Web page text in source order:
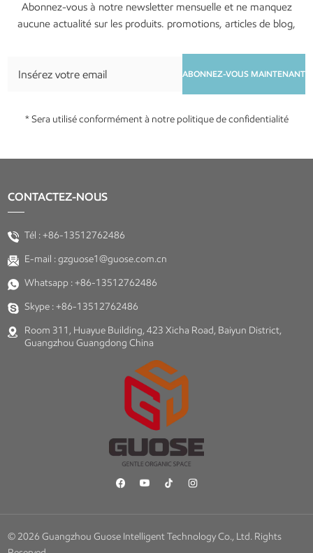
Abonnez-vous à notre newsletter mensuelle et ne manquez
aucune actualité sur les produits. promotions, articles de blog,
ABONNEZ-VOUS MAINTENANT
* Sera utilisé conformément à notre politique de confidentialité
CONTACTEZ-NOUS
Tél :+86-13512762486
E-mail :gzguose1@guose.com.cn
Whatsapp :+86-13512762486
Skype :+86-13512762486
Room 311, Huayue Building, 423 Xicha Road, Baiyun District,
Guangzhou Guangdong China
© 2026 Guangzhou Guose Intelligent Technology Co., Ltd. Rights